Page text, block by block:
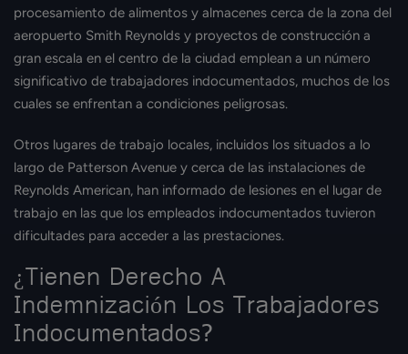
procesamiento de alimentos y almacenes cerca de la zona del
aeropuerto Smith Reynolds y proyectos de construcción a
gran escala en el centro de la ciudad emplean a un número
significativo de trabajadores indocumentados, muchos de los
cuales se enfrentan a condiciones peligrosas.
Otros lugares de trabajo locales, incluidos los situados a lo
largo de Patterson Avenue y cerca de las instalaciones de
Reynolds American, han informado de lesiones en el lugar de
trabajo en las que los empleados indocumentados tuvieron
dificultades para acceder a las prestaciones.
¿Tienen Derecho A
Indemnización Los Trabajadores
Indocumentados?